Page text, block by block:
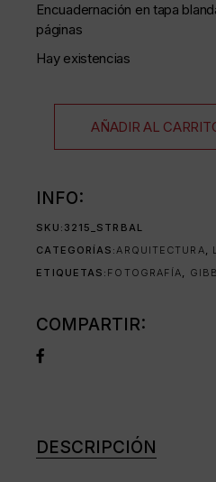
Encuadernación en tapa
páginas
Hay existencias
AÑADIR AL
INFO:
SKU: 3215_STRBAL
CATEGORÍAS:ARQUITECTURA,
ETIQUETAS: FOTOGRAFÍA,
COMPARTIR:
DESCRIPCIÓN